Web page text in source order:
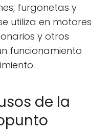
furgonetas y
utiliza en motores
y otros
funcionamiento
de la